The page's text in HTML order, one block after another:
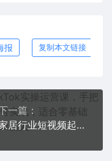
报 复制本文链接
一篇：
家居行业短视频起号策略，家居行业非主流短视频策略课价值4980元